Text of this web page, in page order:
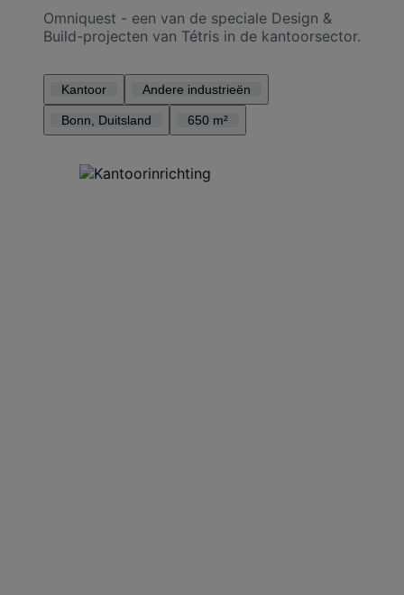
Omniquest - een van de speciale Design &
Build-projecten van Tétris in de kantoorsector.
Kantoor Andere industrieën
Bonn, Duitsland 650 m²